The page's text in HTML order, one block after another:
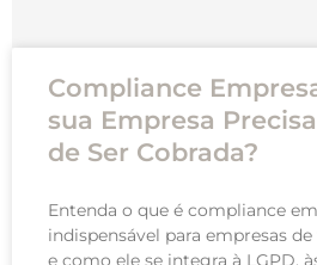
Compliance
sua Empresa
de Ser Cobrada?
Entenda o que é compliance
indispensável para empresas
e como ele se integra à LGPD,